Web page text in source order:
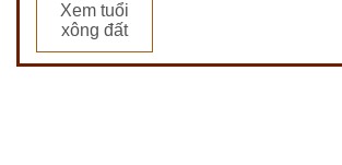
Xem tuổi
xông đất